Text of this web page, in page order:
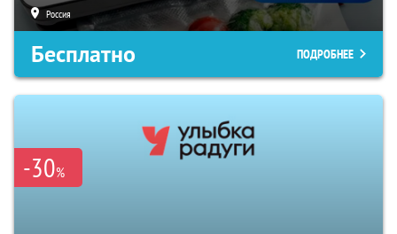
Россия
Бесплатно ПОДРОБНЕЕ
-30%